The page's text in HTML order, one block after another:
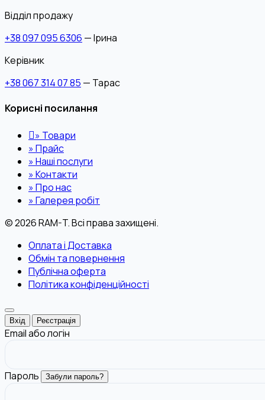
Відділ продажу
+38 097 095 6306 — Ірина
Керівник
+38 067 314 07 85 — Тарас
Корисні посилання
» Товари
»Прайс
»Наші послуги
»Контакти
»Про нас
»Галерея робіт
© 2026 RAM-T. Всі права захищені.
Оплата і Доставка
Обмін та повернення
Публічна оферта
Політика конфіденційності
Вхід Реєстрація
Email або логін
Пароль Забули пароль?